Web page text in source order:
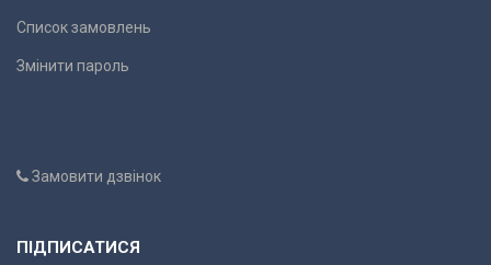
Список замовлень
Змінити пароль
Замовити дзвінок
ПІДПИСАТИСЯ